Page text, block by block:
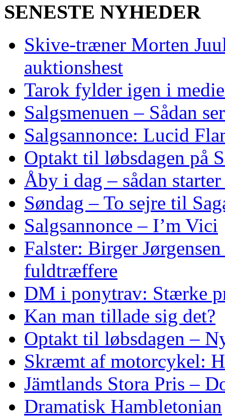
SENESTE NYHEDER
Skive‑træner Morten
auktionshest
Tarok fylder igen i
Salgsmenuen – Sådan
Salgsannonce: Lucid
Optakt til løbsdagen på
Åby i dag – sådan
Søndag – To sejre til
Salgsannonce – I’m Vici
Falster: Birger
fuldtræffere
DM i ponytrav: Stærke
Kan man tillade sig det?
Optakt til løbsdagen –
Skræmt af motorcykel:
Jämtlands Stora Pris –
Dramatisk Hambletonian